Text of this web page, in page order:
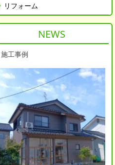
リフォーム
NEWS
施工事例